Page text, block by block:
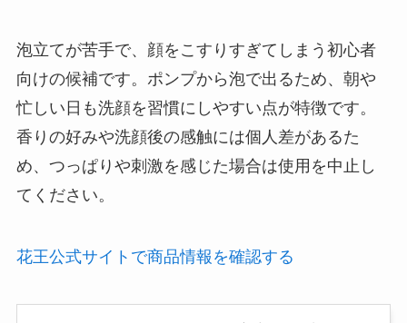
泡立てが苦手で、顔をこすりすぎてしまう初心者
向けの候補です。ポンプから泡で出るため、朝や
忙しい日も洗顔を習慣にしやすい点が特徴です。
香りの好みや洗顔後の感触には個人差があるた
め、つっぱりや刺激を感じた場合は使用を中止し
てください。
花王公式サイトで商品情報を確認する